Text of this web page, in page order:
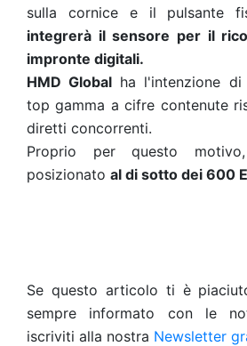
sulla cornice e il pulsante
integrerà il sensore per il
impronte digitali.
HMD Global ha l'intenzione
top gamma a cifre contenute
diretti concorrenti.
Proprio per questo
posizionato al di sotto dei 600
Se questo articolo ti è
sempre informato con le
iscriviti alla nostra Newsletter